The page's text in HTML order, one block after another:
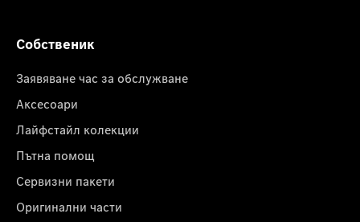
Собственик
Заявяване час за обслужване
Аксесоари
Лайфстайл колекции
Пътна помощ
Сервизни пакети
Оригинални части